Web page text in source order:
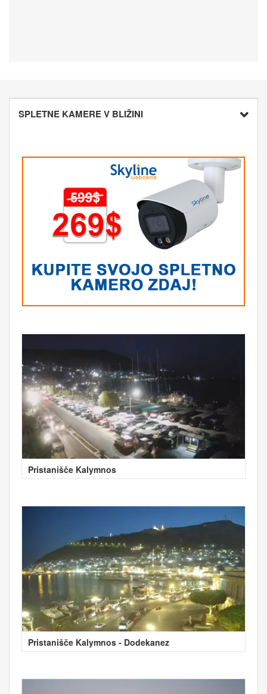
SPLETNE KAMERE V BLIŽINI
Pristanišče Kalymnos
Pristanišče Kalymnos - Dodekanez